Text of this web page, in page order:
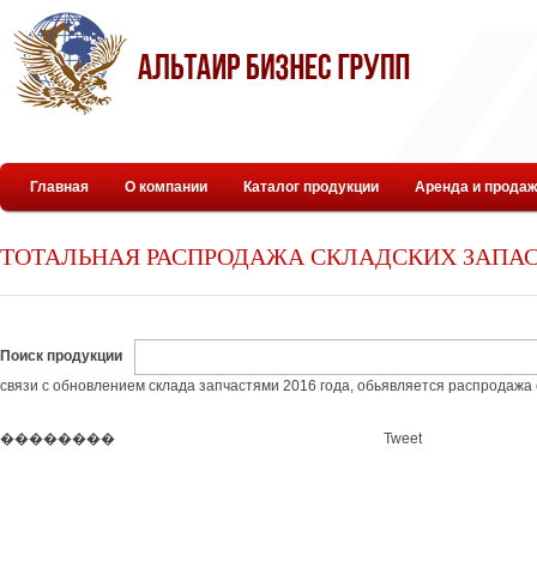
Главная О компании Каталог продукции Аренда и
ТОТАЛЬНАЯ РАСПРОДАЖА СКЛАДСКИХ
Поиск продукции
связи с обновлением склада запчастями 2016 года, обьявляется
�������� Tweet